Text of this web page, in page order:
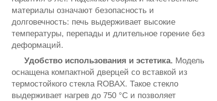
материалы означают безопасность и
долговечность: печь выдерживает высокие
температуры, перепады и длительное горение без
деформаций.
Удобство использования и эстетика. Модель
оснащена компактной дверцей со вставкой из
термостойкого стекла ROBAX. Такое стекло
выдерживает нагрев до 750 °C и позволяет